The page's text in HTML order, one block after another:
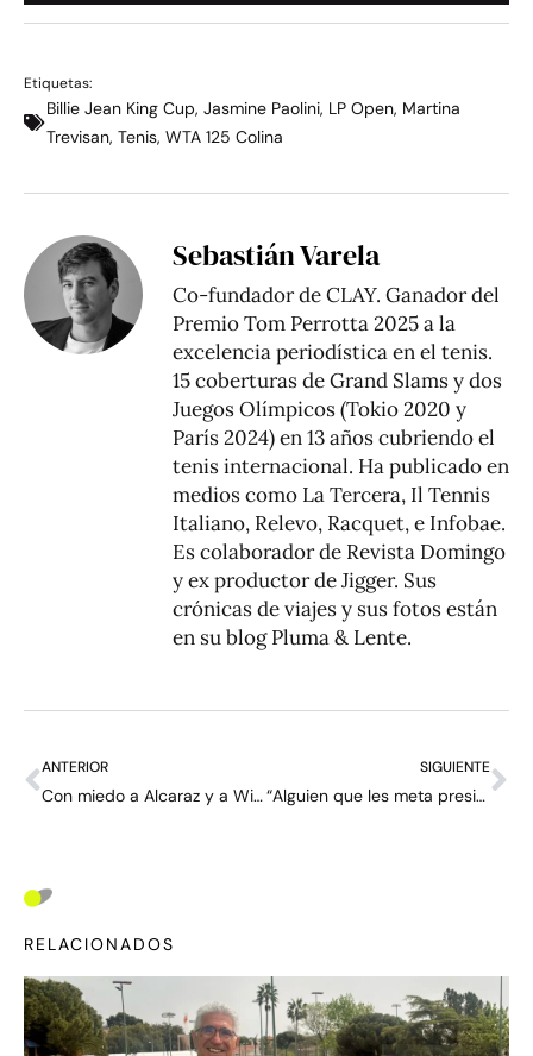
Etiquetas:
Billie Jean King Cup, Jasmine Paolini, LP Open, Martina
Trevisan, Tenis, WTA 125 Colina
Sebastián Varela
Co-fundador de CLAY. Ganador del
Premio Tom Perrotta 2025 a la
excelencia periodística en el tenis.
15 coberturas de Grand Slams y dos
Juegos Olímpicos (Tokio 2020 y
París 2024) en 13 años cubriendo el
tenis internacional. Ha publicado en
medios como La Tercera, Il Tennis
Italiano, Relevo, Racquet, e Infobae.
Es colaborador de Revista Domingo
y ex productor de Jigger. Sus
crónicas de viajes y sus fotos están
en su blogPluma & Lente.
ANTERIOR
Con miedo a Alcaraz y a Wimbledon: “Me sentía fatal” – Entrevista con Mark Lajal
SIGUIENTE
“Alguien que les meta presión”: lo que necesitan Alcaraz y Sinner según Nadal
RELACIONADOS